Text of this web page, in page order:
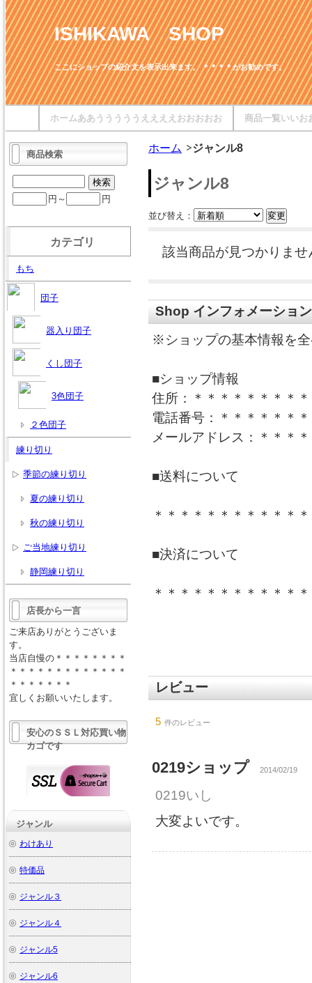
ISHIKAWA SHOP
ここにショップの紹介文を表示出来ます。 ＊＊＊＊がお勧めです。
商品一覧いいお
ホームああうううううええええおおおおお
ホーム ジャンル8
ジャンル8
並び替え：
該当商品が見つかりませ
Shop インフォメーション
※ショップの基本情報を
■ショップ情報
住所：＊＊＊＊＊＊＊＊
電話番号：＊＊＊＊＊＊
メールアドレス：＊＊＊
■送料について
＊＊＊＊＊＊＊＊＊＊＊
■決済について
＊＊＊＊＊＊＊＊＊＊＊
レビュー
5 件のレビュー
0219ショップ 2014/02/19
0219いし
大変よいです。
商品検索
円～ 円
カテゴリ
もち
団子
器入り団子
くし団子
3色団子
２色団子
練り切り
季節の練り切り
夏の練り切り
秋の練り切り
ご当地練り切り
静岡練り切り
店長から一言
ご来店ありがとうございま
す。
当店自慢の＊＊＊＊＊＊＊＊
＊＊＊＊＊＊＊＊＊＊＊＊＊
＊＊＊＊＊＊＊
宜しくお願いいたします。
安心のＳＳＬ対応買い物
カゴです
ジャンル
わけあり
特価品
ジャンル３
ジャンル４
ジャンル5
ジャンル6